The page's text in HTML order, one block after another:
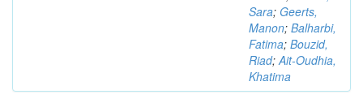
Sara; Geerts,
Manon; Balharbi,
Fatima; Bouzid,
Riad;Ait-Oudhia,
Khatima